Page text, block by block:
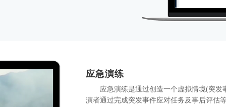
应急演练
应急演练是通过创造一个虚拟情境(突
演者通过完成突发事件应对任务及事后评估